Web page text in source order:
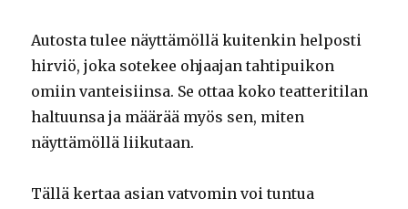
Autosta tulee näyttämöllä kuitenkin helposti
hirviö, joka sotekee ohjaajan tahtipuikon
omiin vanteisiinsa. Se ottaa koko teatteritilan
haltuunsa ja määrää myös sen, miten
näyttämöllä liikutaan.
Tällä kertaa asian vatvomin voi tuntua